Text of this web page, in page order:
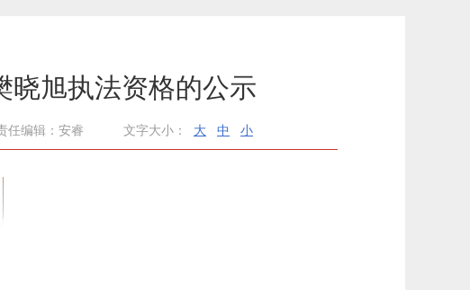
晓旭执法资格的公示
任编辑：安睿 文字大小： 大 中 小